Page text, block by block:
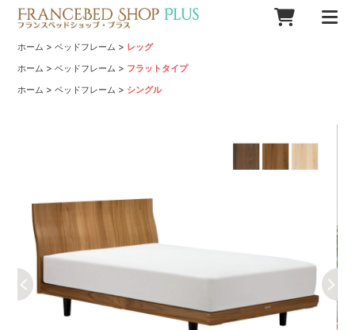
ホーム >ベッドフレーム > レッグ
ホーム >ベッドフレーム > フラットタイプ
ホーム >ベッドフレーム > シングル